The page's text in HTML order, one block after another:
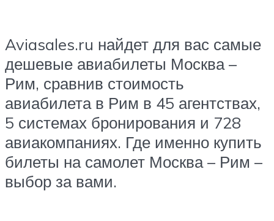
Aviasales.ru найдет для вас самые
дешевые авиабилеты Москва –
Рим, сравнив стоимость
авиабилета в Рим в 45 агентствах,
5 системах бронирования и 728
авиакомпаниях. Где именно купить
билеты на самолет Москва – Рим –
выбор за вами.